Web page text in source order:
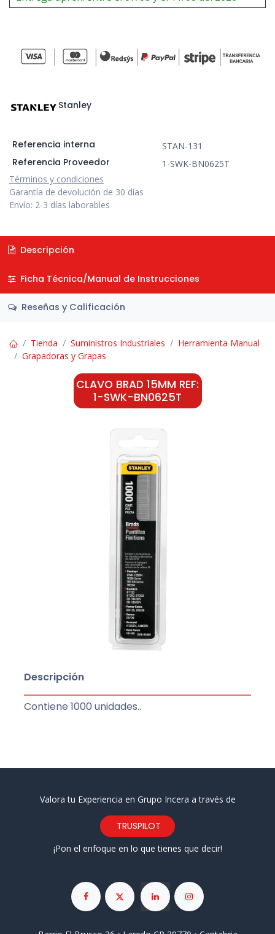
Stanley
Referencia interna STAN-131
Referencia Proveedor
1-SWK-BN0625T
Términos y condiciones
Garantía de devolución de 30 días
Envío: 2-3 días laborables
Descripción
Ficha Técnica/Manual de Instrucciones
Reseñas y Calificación
Tienda Suministros Industriales
Herramienta Manual
Grapadoras y Grapas
CLAVO BRAD 15MM REF:
1-SWK-BN0625T
Descripción
Contiene 1000 unidades..
Valora tu Experiencia en Grupo Incera a través de
TRUSPILOT
¡Pon el enfoque en lo que tienes que decir!